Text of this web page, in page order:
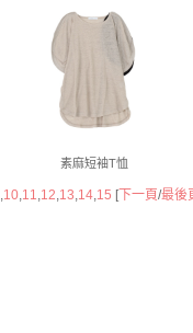
素麻短袖T恤
10 11 12 13 14 15 [下一頁/最後